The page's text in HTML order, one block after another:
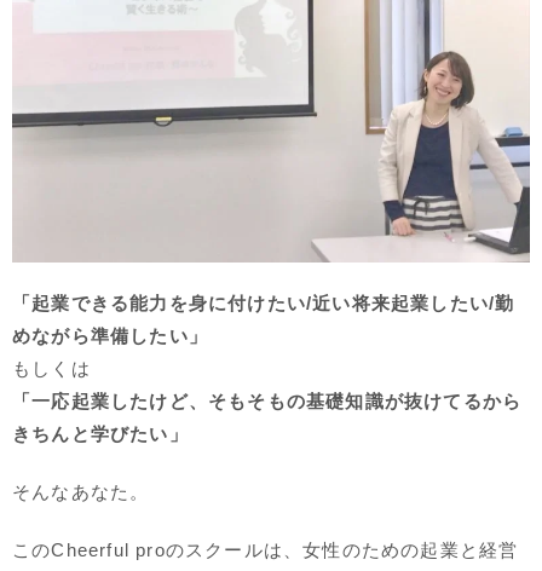
「起業できる能力を身に付けたい/近い将来起業したい/勤
めながら準備したい」
もしくは
「一応起業したけど、そもそもの基礎知識が抜けてるから
きちんと学びたい」
そんなあなた。
このCheerful proのスクールは、女性のための起業と経営